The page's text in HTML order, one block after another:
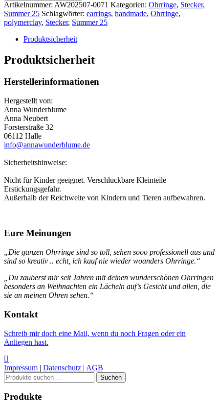
Artikelnummer: AW202507-0071 Kategorien: Ohrringe, Stecker,
Summer 25 Schlagwörter: earrings, handmade, Ohrringe,
polymerclay, Stecker, Summer 25
Produktsicherheit
Produktsicherheit
Herstellerinformationen
Hergestellt von:
Anna Wunderblume
Anna Neubert
Forsterstraße 32
06112 Halle
info@annawunderblume.de
Sicherheitshinweise:
Nicht für Kinder geeignet. Verschluckbare Kleinteile –
Erstickungsgefahr.
Außerhalb der Reichweite von Kindern und Tieren aufbewahren.
Eure Meinungen
„Die ganzen Ohrringe sind so toll, sehen sooo professionell aus und
sind so kreativ .. echt, ich kauf nie wieder woanders Ohrringe.“
„Du zauberst mir seit Jahren mit deinen wunderschönen Ohrringen
besonders an Weihnachten ein Lächeln auf’s Gesicht und allen, die
sie an meinen Ohren sehen.“
Kontakt
Schreib mir doch eine Mail, wenn du noch Fragen oder ein
Anliegen hast.
Impressum | Datenschutz | AGB
Suchen
nach:
Suchen
Produkte